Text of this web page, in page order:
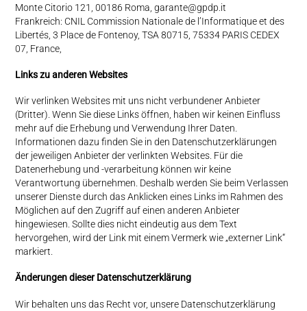
Monte Citorio 121, 00186 Roma, garante@gpdp.it
Frankreich: CNIL Commission Nationale de l’Informatique et des
Libertés, 3 Place de Fontenoy, TSA 80715, 75334 PARIS CEDEX
07, France,
Links zu anderen Websites
Wir verlinken Websites mit uns nicht verbundener Anbieter
(Dritter). Wenn Sie diese Links öffnen, haben wir keinen Einfluss
mehr auf die Erhebung und Verwendung Ihrer Daten.
Informationen dazu finden Sie in den Datenschutzerklärungen
der jeweiligen Anbieter der verlinkten Websites. Für die
Datenerhebung und -verarbeitung können wir keine
Verantwortung übernehmen. Deshalb werden Sie beim Verlassen
unserer Dienste durch das Anklicken eines Links im Rahmen des
Möglichen auf den Zugriff auf einen anderen Anbieter
hingewiesen. Sollte dies nicht eindeutig aus dem Text
hervorgehen, wird der Link mit einem Vermerk wie „externer Link“
markiert.
Änderungen dieser Datenschutzerklärung
Wir behalten uns das Recht vor, unsere Datenschutzerklärung